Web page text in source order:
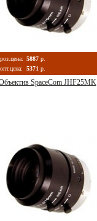
роз.цена: 5887 р.
опт.цена:
5371 р.
SpaceCom JHF25MK